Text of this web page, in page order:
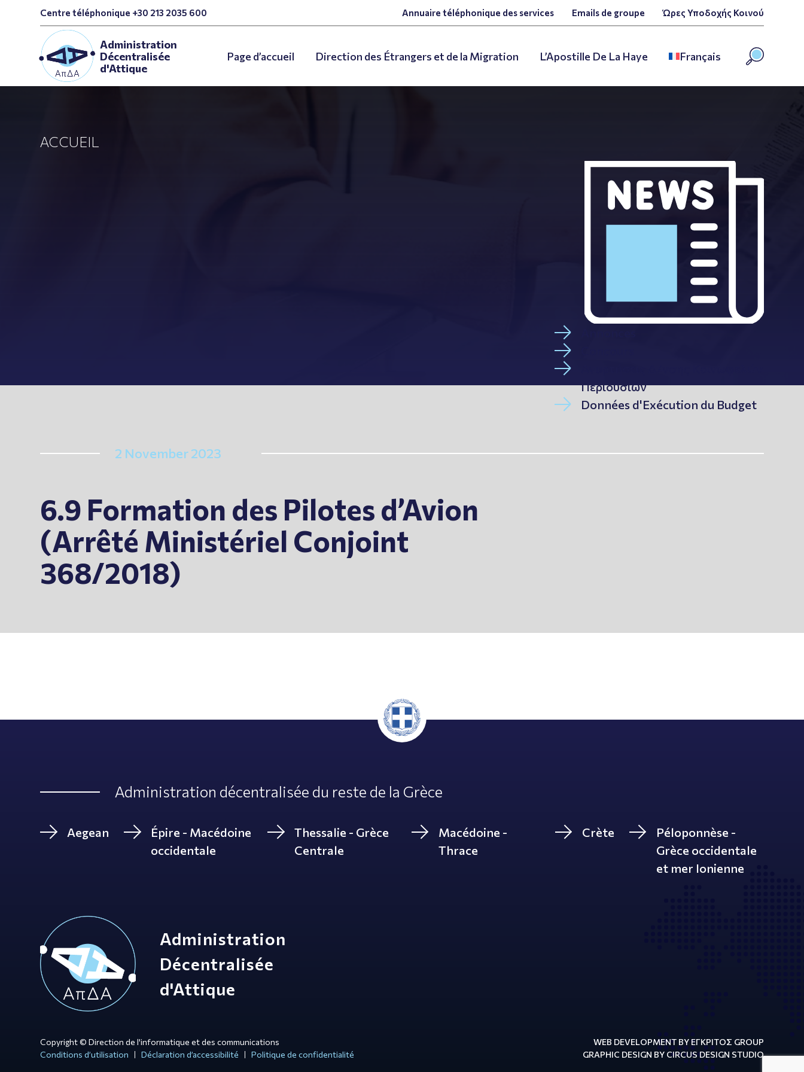
Centre téléphonique +30 213 2035 600 Annuaire téléphonique des services Emails de groupe Ώρες Υποδοχής Κοινού
Administration
Décentralisée
d'Attique
Page d’accueil Direction des Étrangers et de la Migration L’Apostille De La Haye Français
ACCUEIL
Περιουσιών
Données d'Exécution du Budget
2 November 2023
6.9 Formation des Pilotes d’Avion
(Arrêté Ministériel Conjoint
368/2018)
Administration décentralisée du reste de la Grèce
Aegean
Épire - Macédoine
occidentale
Thessalie - Grèce
Centrale
Macédoine -
Thrace
Crète
Péloponnèse -
Grèce occidentale
et mer Ionienne
Administration
Décentralisée
d'Attique
Copyright © Direction de l'informatique et des communications
Conditions d’utilisation
Déclaration d’accessibilité Politique de confidentialité
WEB DEVELOPMENT BY ΕΓΚΡΙΤΟΣ GROUP
GRAPHIC DESIGN BY CIRCUS DESIGN STUDIO